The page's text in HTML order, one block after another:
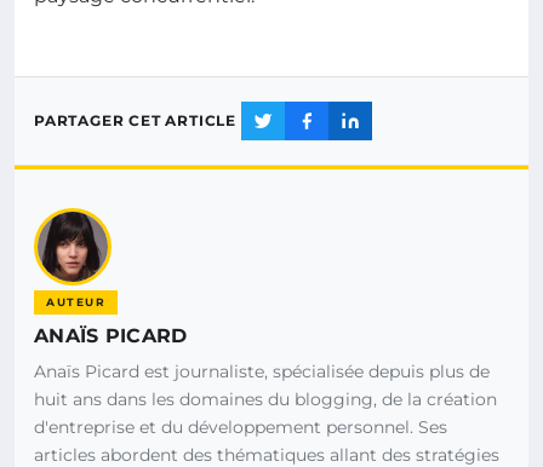
PARTAGER CET ARTICLE
AUTEUR
ANAÏS PICARD
Anaïs Picard est journaliste, spécialisée depuis plus de
huit ans dans les domaines du blogging, de la création
d'entreprise et du développement personnel. Ses
articles abordent des thématiques allant des stratégies